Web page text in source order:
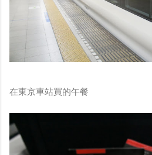
在東京車站買的午餐